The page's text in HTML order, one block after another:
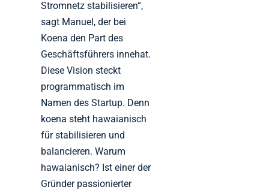
Stromnetz stabilisieren“,
sagt Manuel, der bei
Koena den Part des
Geschäftsführers innehat.
Diese Vision steckt
programmatisch im
Namen des Startup. Denn
koena steht hawaianisch
für stabilisieren und
balancieren. Warum
hawaianisch? Ist einer der
Gründer passionierter